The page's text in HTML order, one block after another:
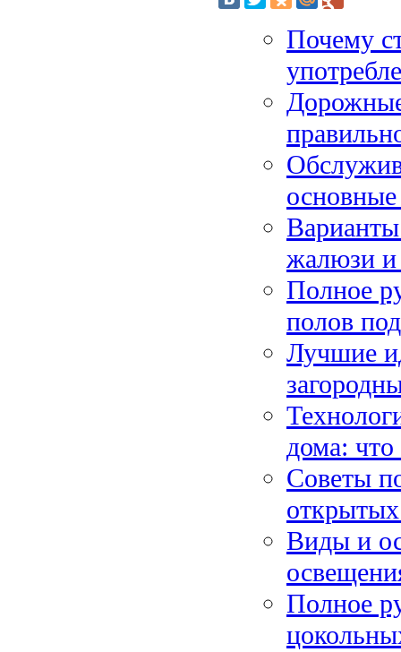
Почему
жалюзи и
Полное
полов
Лучшие
дома: что
Советы
Виды и
Полное